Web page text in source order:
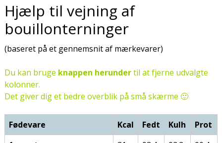
Hjælp til vejning af
bouillonterninger
(baseret på et gennemsnit af mærkevarer)
Du kan bruge knappen herundertil at fjerne udvalgte
kolonner.
Det giver dig et bedre overblik på små skærme 🙂
Fødevare Kcal Fedt Kulh
Prot